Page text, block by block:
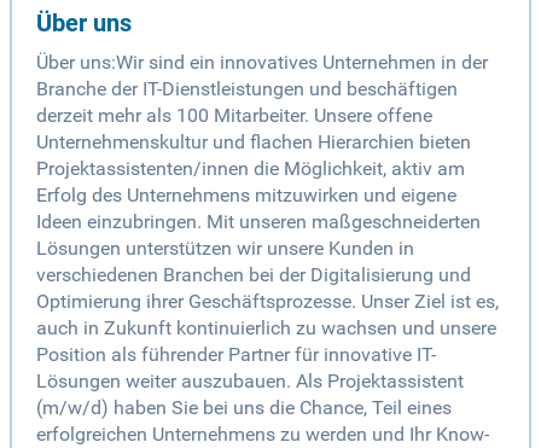
Über uns
Über uns:Wir sind ein innovatives Unternehmen in der
Branche der IT-Dienstleistungen und beschäftigen
derzeit mehr als 100 Mitarbeiter. Unsere offene
Unternehmenskultur und flachen Hierarchien bieten
Projektassistenten/innen die Möglichkeit, aktiv am
Erfolg des Unternehmens mitzuwirken und eigene
Ideen einzubringen. Mit unseren maßgeschneiderten
Lösungen unterstützen wir unsere Kunden in
verschiedenen Branchen bei der Digitalisierung und
Optimierung ihrer Geschäftsprozesse. Unser Ziel ist es,
auch in Zukunft kontinuierlich zu wachsen und unsere
Position als führender Partner für innovative IT-
Lösungen weiter auszubauen. Als Projektassistent
(m/w/d) haben Sie bei uns die Chance, Teil eines
erfolgreichen Unternehmens zu werden und Ihr Know-